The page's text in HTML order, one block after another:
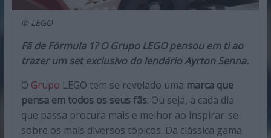
© LEGO
Fã de Fórmula 1? O Grupo LEGO pensou em ti ao
trazer um set exclusivo do lendário Ayrton Senna.
O Grupo LEGO tem se revelado uma marca que
pensa em todos os seus fãs. Ou seja, a cada dia
que passa procura mais e melhor ao inspirar-se
sobre os mais diversos tópicos. Da clássica gama